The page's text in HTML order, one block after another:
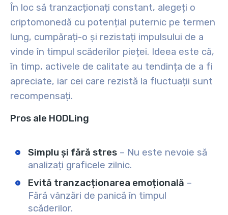
În loc să tranzacționați constant, alegeți o
criptomonedă cu potențial puternic pe termen
lung, cumpărați-o și rezistați impulsului de a
vinde în timpul scăderilor pieței. Ideea este că,
în timp, activele de calitate au tendința de a fi
apreciate, iar cei care rezistă la fluctuații sunt
recompensați.
Pros ale HODLing
Simplu și fără stres – Nu este nevoie să
analizați graficele zilnic.
Evită tranzacționarea emoțională –
Fără vânzări de panică în timpul
scăderilor.